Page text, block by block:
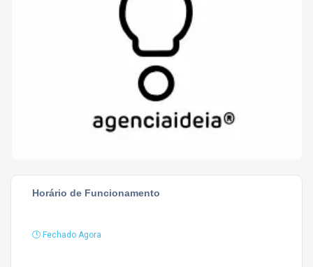
Horário de Funcionamento
Fechado Agora